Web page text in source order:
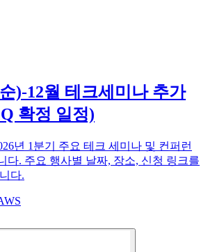
)-12월 테크세미나 추가
확정 일정)
년 1분기 주요 테크 세미나 및 컨퍼런
다. 주요 행사별 날짜, 장소, 신청 링크를
다.